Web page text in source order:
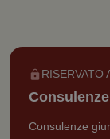
RISERVATO
Consulenze